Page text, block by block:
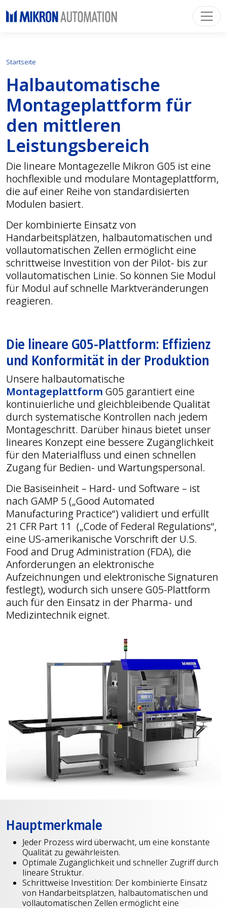
Startseite
Halbautomatische ​​
Montageplattform für
den mittleren
Leistungsbereich
Die lineare Montagezelle Mikron G05 ist eine
hochflexible und modulare Montageplattform,
die auf einer Reihe von standardisierten
Modulen basiert.
Der kombinierte Einsatz von
Handarbeitsplätzen, halbautomatischen und
vollautomatischen Zellen ermöglicht eine
schrittweise Investition von der Pilot- bis zur
vollautomatischen Linie. So können Sie Modul
für Modul auf schnelle Marktveränderungen
reagieren.
Die lineare G05-Plattform: Effizienz
und Konformität in der Produktion
Unsere halbautomatische
Montageplattform G05 garantiert eine
kontinuierliche und gleichbleibende Qualität
durch systematische Kontrollen nach jedem
Montageschritt. Darüber hinaus bietet unser
lineares Konzept eine bessere Zugänglichkeit
für den Materialfluss und einen schnellen
Zugang für Bedien- und Wartungspersonal.
Die Basiseinheit – Hard- und Software – ist
nach GAMP 5 („Good Automated
Manufacturing Practice“) validiert und erfüllt
21 CFR Part 11 („Code of Federal Regulations“,
eine US-amerikanische Vorschrift der U.S.
Food and Drug Administration (FDA), die
Anforderungen an elektronische
Aufzeichnungen und elektronische Signaturen
festlegt), wodurch sich unsere G05-Plattform
auch für den Einsatz in der Pharma- und
Medizintechnik eignet.
Hauptmerkmale
Jeder Prozess wird überwacht, um eine konstante
Qualität zu gewährleisten.
Optimale Zugänglichkeit und schneller Zugriff durch
lineare Struktur.
Schrittweise Investition: Der kombinierte Einsatz
von Handarbeitsplätzen, halbautomatischen und
vollautomatischen Zellen ermöglicht eine